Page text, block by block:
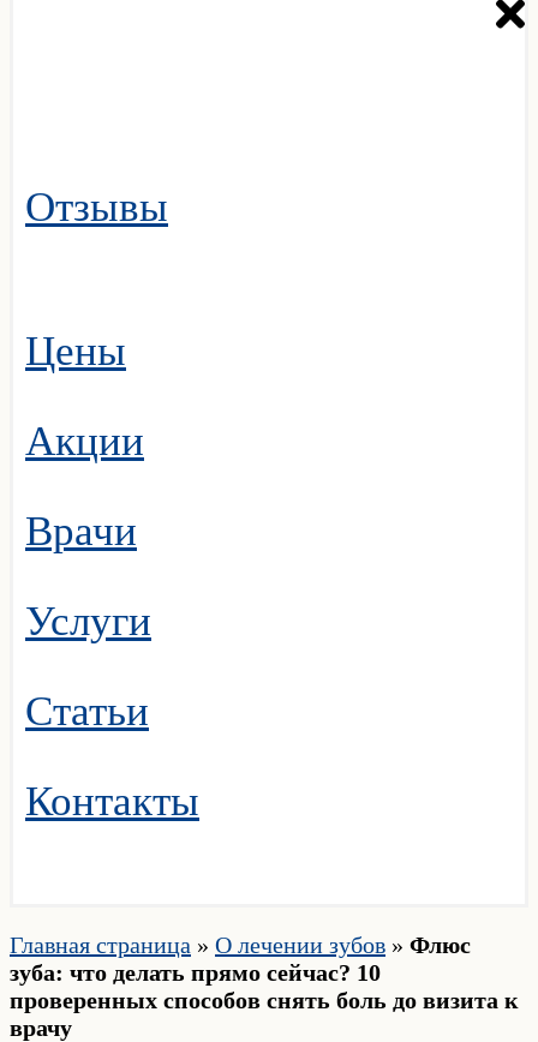
Отзывы
Цены
Акции
Врачи
Услуги
Статьи
Контакты
Главная страница » О лечении зубов » Флюс
зуба: что делать прямо сейчас? 10
проверенных способов снять боль до визита к
врачу